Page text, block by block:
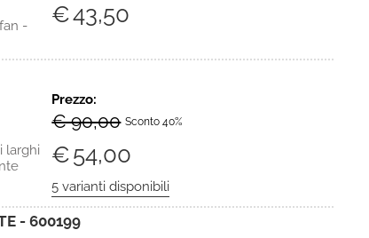
-
€43,50
larghi
Prezzo:
€ 90,00 Sconto 40%
€54,00
- 600199